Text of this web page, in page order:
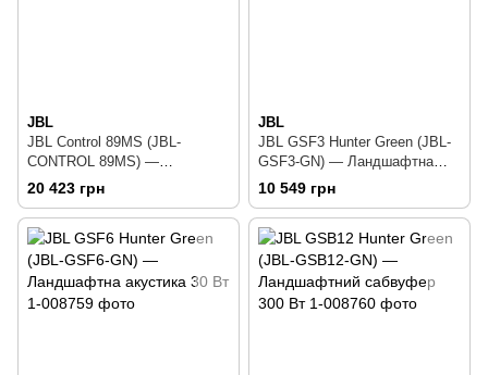
JBL
JBL Control 89MS (JBL-
CONTROL 89MS) —
Ландшафтний сабвуфер 150
20 423 грн
JBL
JBL GSF3 Hunter Green (JBL-
GSF3-GN) — Ландшафтна
акустика 15 Вт
10 549 грн